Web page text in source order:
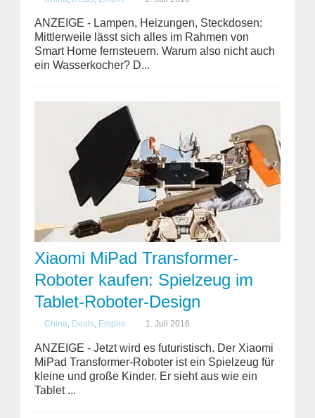
ANZEIGE - Lampen, Heizungen, Steckdosen:
Mittlerweile lässt sich alles im Rahmen von
Smart Home fernsteuern. Warum also nicht auch
ein Wasserkocher? D...
Xiaomi MiPad Transformer-
Roboter kaufen: Spielzeug im
Tablet-Roboter-Design
China, Deals, Empire 1. Juli 2016
ANZEIGE - Jetzt wird es futuristisch. Der Xiaomi
MiPad Transformer-Roboter ist ein Spielzeug für
kleine und große Kinder. Er sieht aus wie ein
Tablet ...